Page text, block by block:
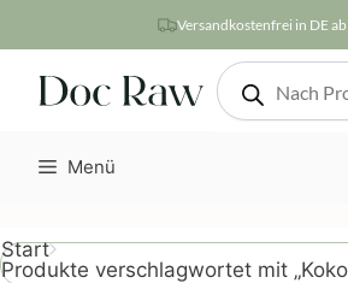
Inhalt
springen
Versandkostenfrei in DE
Products
search
Menü
Start
Produkte verschlagwortet mit